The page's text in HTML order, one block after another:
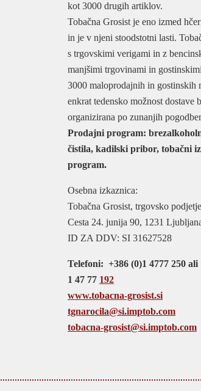
kot 3000 drugih artiklov.
Tobačna Grosist je eno izmed
in je v njeni stoodstotni lasti.
s trgovskimi verigami in z
manjšimi trgovinami in
3000 maloprodajnih in gostinskih
enkrat tedensko možnost dostave
organizirana po zunanjih
Prodajni program:
čistila, kadilski pribor, tobačni
program.
Osebna izkaznica:
Tobačna Grosist, trgovsko
Cesta 24. junija 90, 1231
ID ZA DDV: SI 31627528
Telefoni: +386 (0)1 4777 250 ali
1 47 77 192
www.tobacna-grosist.si
tgnarocila@si.imptob.com
tobacna-grosist@si.imptob.com